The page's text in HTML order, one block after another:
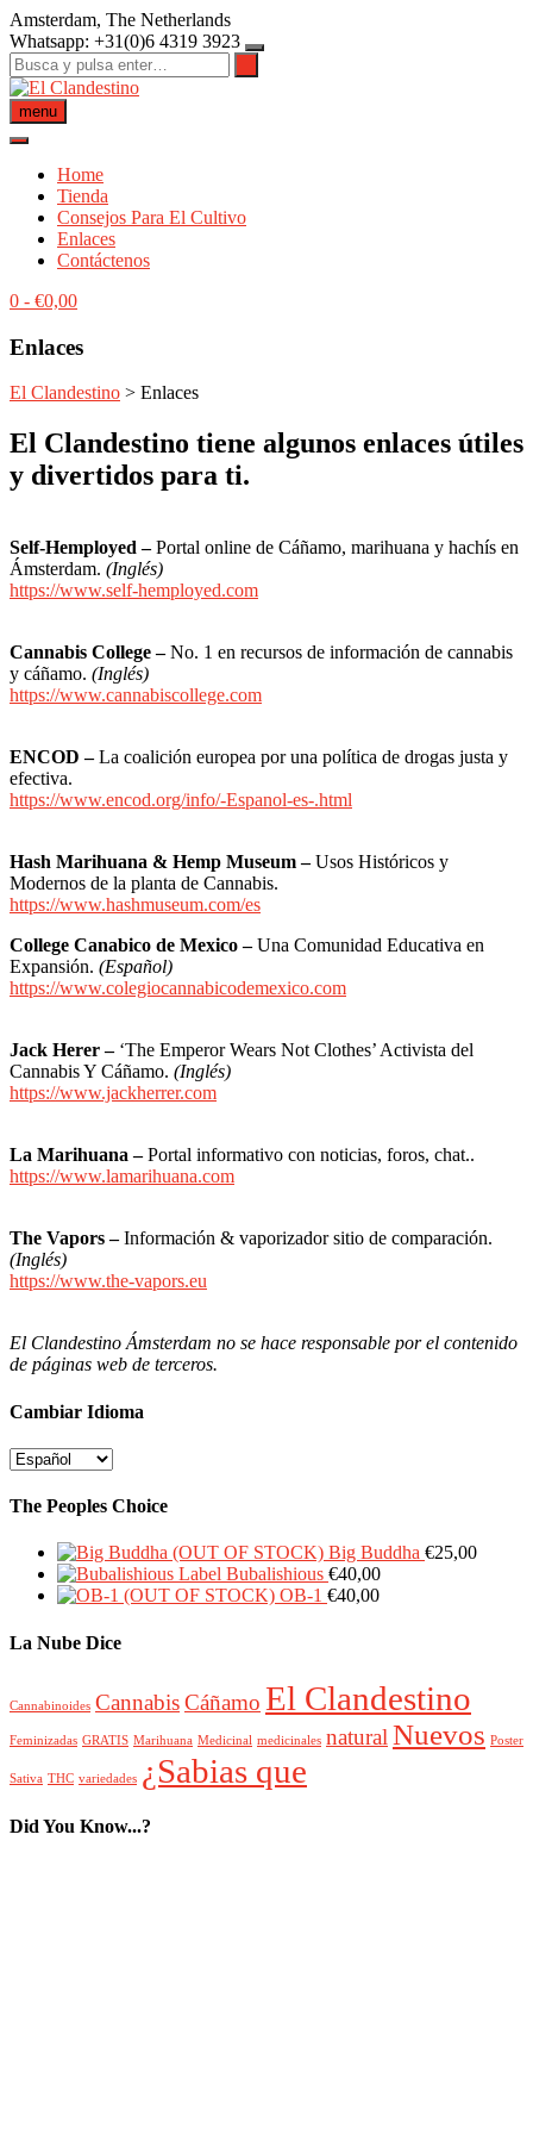
Saltar
al
contenido
Amsterdam, The Netherlands
Whatsapp: +31(0)6 4319 3923
menu
Home
Tienda
Consejos Para El Cultivo
Enlaces
Contáctenos
0 - €0,00
Enlaces
El Clandestino > Enlaces
El Clandestino tiene algunos enlaces útiles
y divertidos para ti.
Self-Hemployed –Portal online de Cáñamo, marihuana y hachís en
Ámsterdam. (Inglés)
https://www.self-hemployed.com
Cannabis College –No. 1 en recursos de información de cannabis
y cáñamo. (Inglés)
https://www.cannabiscollege.com
ENCOD –La coalición europea por una política de drogas justa y
efectiva.
https://www.encod.org/info/-Espanol-es-.html
Hash Marihuana & Hemp Museum –Usos Históricos y
Modernos de la planta de Cannabis.
https://www.hashmuseum.com/es
College Canabico de Mexico–Una Comunidad Educativa en
Expansión. (Español)
https://www.colegiocannabicodemexico.com
Jack Herer – ‘The Emperor Wears Not Clothes’ Activista del
Cannabis Y Cáñamo. (Inglés)
https://www.jackherrer.com
La Marihuana –Portal informativo con noticias, foros, chat..
https://www.lamarihuana.com
The Vapors –Información & vaporizador sitio de comparación.
(Inglés)
https://www.the-vapors.eu
El Clandestino Ámsterdam no se hace responsable por el contenido
de páginas web de terceros.
Cambiar Idioma
Cambiar
The Peoples Choice
Big Buddha €25,00
Bubalishious €40,00
OB-1 €40,00
La Nube Dice
Cannabinoides CannabisCáñamo El Clandestino
Feminizadas GRATIS Marihuana Medicinal medicinales natural Nuevos Poster
Sativa THC variedades ¿Sabias que
Did You Know...?